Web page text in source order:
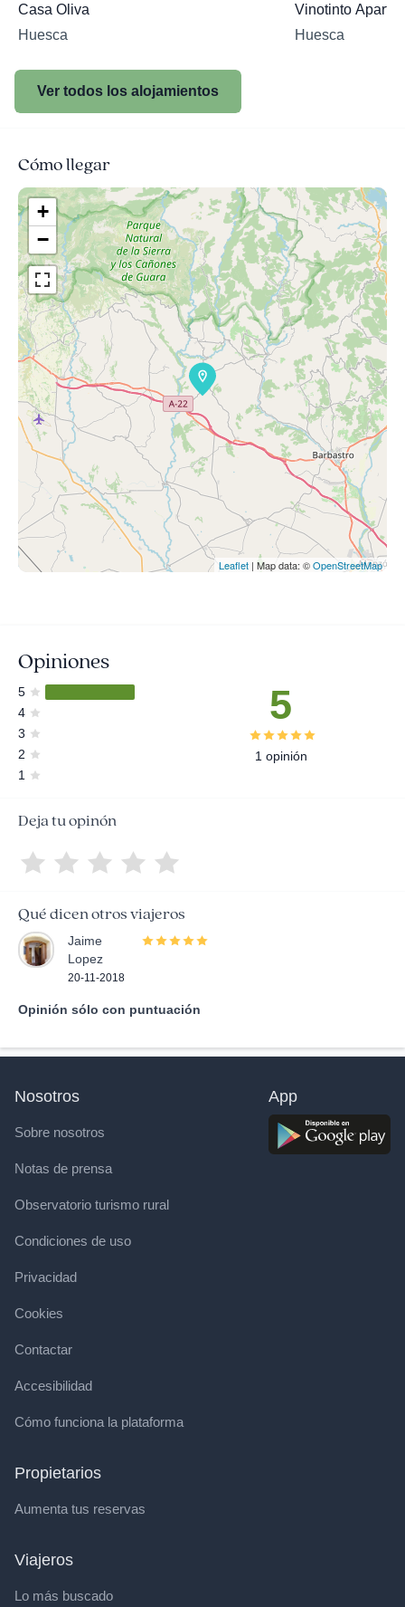
Casa Oliva
Huesca
Vinotinto
Huesca
Ver todos los alojamientos
Cómo llegar
+
−
Leaflet | Map data: ©OpenStreetMap
Opiniones
5
4
3
2
1
5
1 opinión
Deja tu opinón
Qué dicen otros viajeros
Jaime
Lopez
20-11-2018
Opinión sólo con puntuación
Nosotros
Sobre nosotros
Notas de prensa
Observatorio turismo rural
Condiciones de uso
Privacidad
Cookies
Contactar
Accesibilidad
Cómo funciona la plataforma
Propietarios
Aumenta tus reservas
Viajeros
Lo más buscado
App